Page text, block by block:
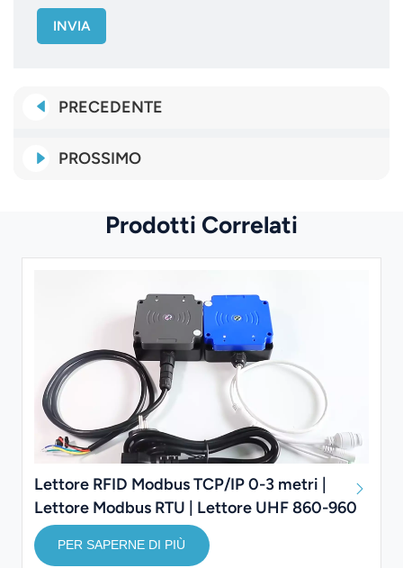
INVIA
PRECEDENTE
PROSSIMO
Prodotti Correlati
Lettore RFID Modbus TCP/IP 0-3 metri |
Lettore Modbus RTU | Lettore UHF 860-960
MHz
PER SAPERNE DI PIÙ